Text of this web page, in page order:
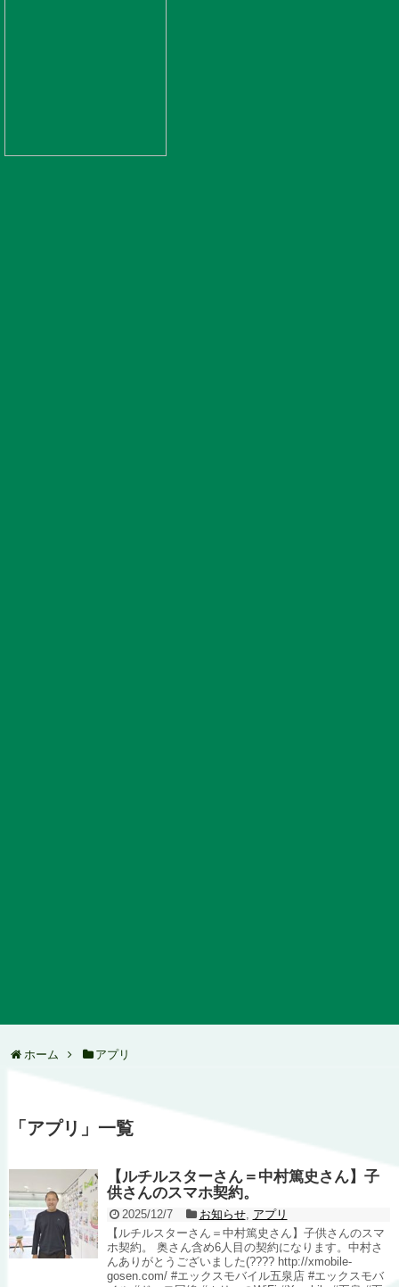
ホーム アプリ
「 アプリ 」 一覧
【ルチルスターさん＝中村篤史さん】子
供さんのスマホ契約。
2025/12/7 お知らせ, アプリ
【ルチルスターさん＝中村篤史さん】子供さんのスマ
ホ契約。 奥さん含め6人目の契約になります。中村さ
んありがとうございました(???? http://xmobile-
gosen.com/ #エックスモバイル五泉店 #エックスモバ